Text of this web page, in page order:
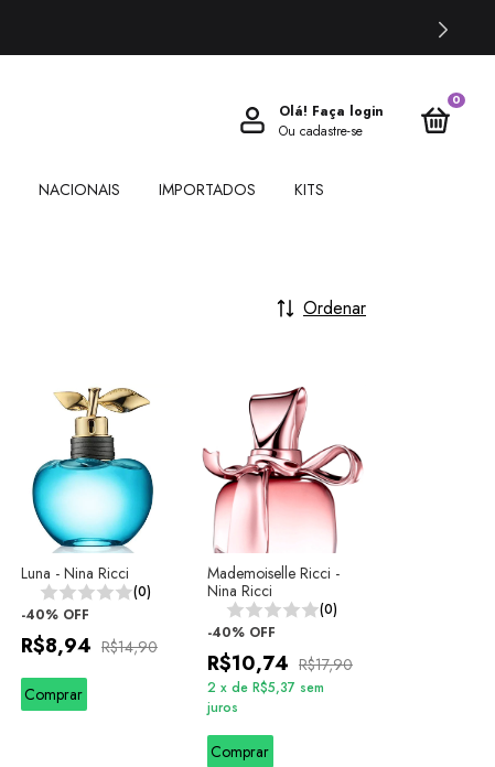
Olá! Faça login
Ou cadastre-se
0
NACIONAIS IMPORTADOS KITS
Ordenar
Luna - Nina Ricci
(0)
-40% OFF
R$8,94 R$14,90
Comprar
Mademoiselle Ricci -
Nina Ricci
(0)
-40% OFF
R$10,74 R$17,90
2 x de R$5,37 sem
juros
Comprar